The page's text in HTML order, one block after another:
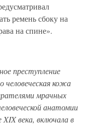
ремень сбоку на
на спине».
преступление
человеческая кожа
мрачных
анатомии
века, включала в